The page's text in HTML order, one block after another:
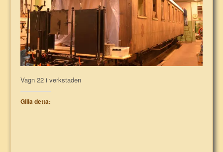
Vagn 22 i verkstaden
Gilla detta: